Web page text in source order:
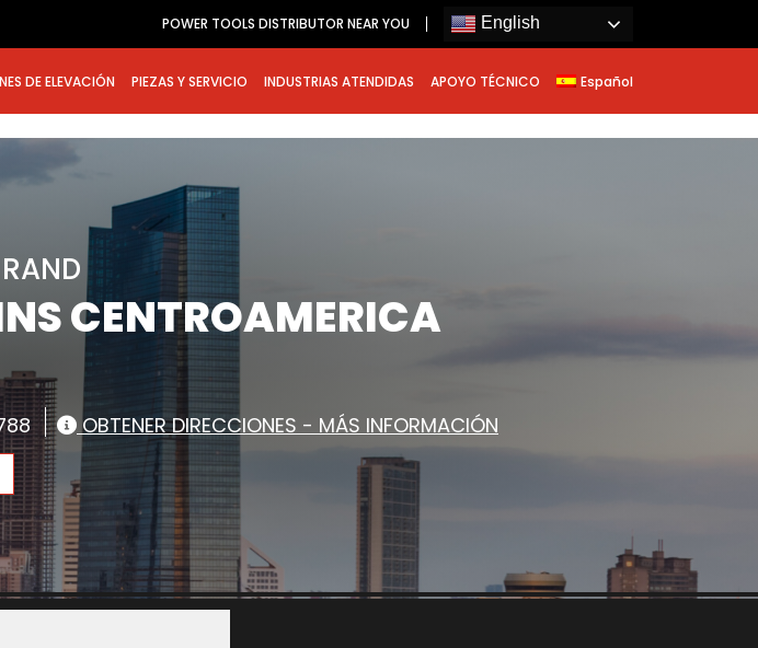
POWER TOOLS DISTRIBUTOR NEAR YOU English
DE ELEVACIÓN PIEZAS Y SERVICIO INDUSTRIAS ATENDIDAS APOYO TÉCNICO Español
CENTROAMERICA
OBTENER DIRECCIONES - MÁS INFORMACIÓN